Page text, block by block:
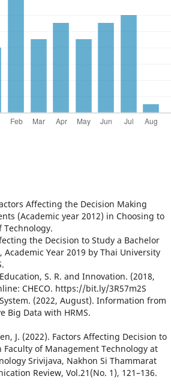
Affecting the Decision Making
(Academic year 2012) in Choosing to
Technology.
the Decision to Study a Bachelor
Year 2019 by Thai University
S. R. and Innovation. (2018,
CHECO. https://bit.ly/3R57m2S
(2022, August). Information from
Big Data with HRMS.
J. (2022). Factors Affecting Decision to
Faculty of Management Technology at
Srivijava, Nakhon Si Thammarat
Review, Vol.21(No. 1), 121–136.